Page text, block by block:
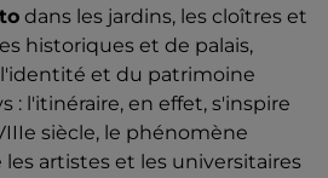
dans les jardins, les cloîtres et
historiques et de palais,
et du patrimoine
: l'itinéraire, en effet, s'inspire
siècle, le phénomène
artistes et les universitaires